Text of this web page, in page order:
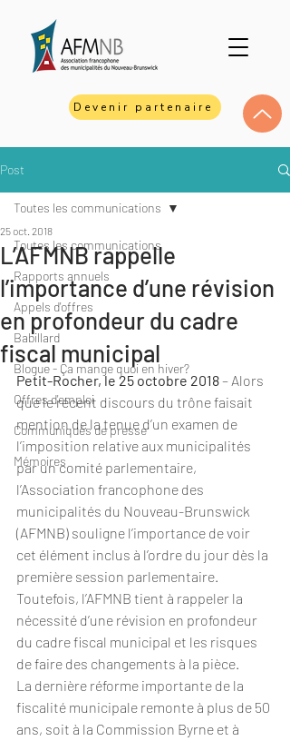
Devenir partenaire
Post
Toutes les communications
Rapports annuels
Appels d'offres
Babillard
Blogue - Ça mange quoi en hiver?
Offres d'emploi
Communiqués de presse
Mémoires
Toutes les communications
L’AFMNB rappelle
l’importance d’une révision
en profondeur du cadre
fiscal municipal
25 oct. 2018
Petit-Rocher, le 25 octobre 2018 – Alors
que le récent discours du trône faisait
mention de la tenue d’un examen de
l’imposition relative aux municipalités
par un comité parlementaire,
l’Association francophone des
municipalités du Nouveau-Brunswick
(AFMNB) souligne l’importance de voir
cet élément inclus à l’ordre du jour dès la
première session parlementaire.
Toutefois, l’AFMNB tient à rappeler la
nécessité d’une révision en profondeur
du cadre fiscal municipal et les risques
de faire des changements à la pièce.
La dernière réforme importante de la
fiscalité municipale remonte à plus de 50
ans, soit à la Commission Byrne et à